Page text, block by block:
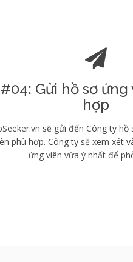
#04: Gửi hồ sơ
hợp
sẽ gửi đến Công ty
phù hợp. Công ty sẽ xem xét
ứng viên vừa ý nhất để